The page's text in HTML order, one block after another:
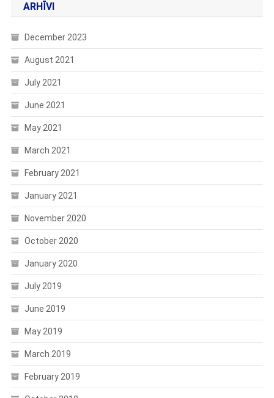
ARHĪVI
December 2023
August 2021
July 2021
June 2021
May 2021
March 2021
February 2021
January 2021
November 2020
October 2020
January 2020
July 2019
June 2019
May 2019
March 2019
February 2019